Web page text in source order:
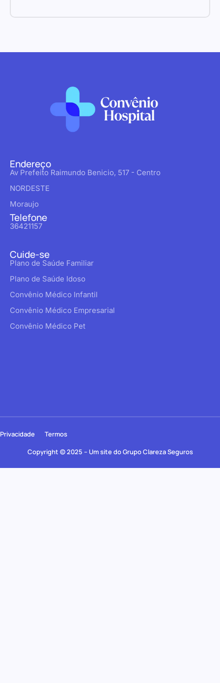
Endereço
Av Prefeito Raimundo Benicio, 517 - Centro
NORDESTE
Moraujo
Telefone
36421157
Cuide-se
Plano de Saúde Familiar
Plano de Saúde Idoso
Convênio Médico Infantil
Convênio Médico Empresarial
Convênio Médico Pet
Copyright © 2025 – Um site do Grupo Clareza Seguros
Privacidade Termos